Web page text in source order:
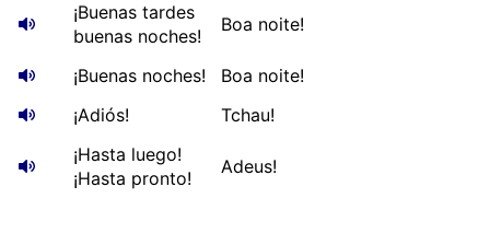
¡Buenas tardes
buenas noches!
Boa noite!
¡Buenas noches!
Boa noite!
¡Adiós!
Tchau!
¡Hasta luego!
¡Hasta pronto!
Adeus!